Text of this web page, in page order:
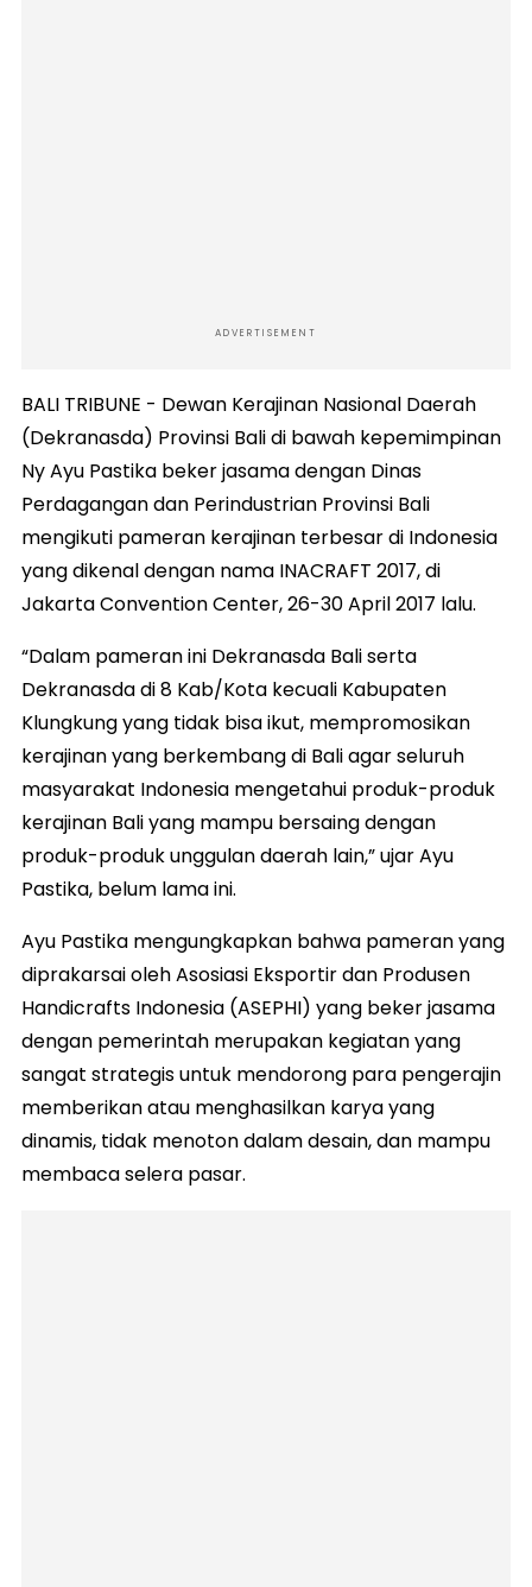
ADVERTISEMENT
BALI TRIBUNE - Dewan Kerajinan Nasional Daerah
(Dekranasda) Provinsi Bali di bawah kepemimpinan
Ny Ayu Pastika beker jasama dengan Dinas
Perdagangan dan Perindustrian Provinsi Bali
mengikuti pameran kerajinan terbesar di Indonesia
yang dikenal dengan nama INACRAFT 2017, di
Jakarta Convention Center, 26-30 April 2017 lalu.
“Dalam pameran ini Dekranasda Bali serta
Dekranasda di 8 Kab/Kota kecuali Kabupaten
Klungkung yang tidak bisa ikut, mempromosikan
kerajinan yang berkembang di Bali agar seluruh
masyarakat Indonesia mengetahui produk-produk
kerajinan Bali yang mampu bersaing dengan
produk-produk unggulan daerah lain,” ujar Ayu
Pastika, belum lama ini.
Ayu Pastika mengungkapkan bahwa pameran yang
diprakarsai oleh Asosiasi Eksportir dan Produsen
Handicrafts Indonesia (ASEPHI) yang beker jasama
dengan pemerintah merupakan kegiatan yang
sangat strategis untuk mendorong para pengerajin
memberikan atau menghasilkan karya yang
dinamis, tidak menoton dalam desain, dan mampu
membaca selera pasar.